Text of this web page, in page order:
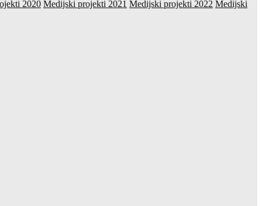
2020 Medijski projekti 2021 Medijski projekti 2022 Medijski